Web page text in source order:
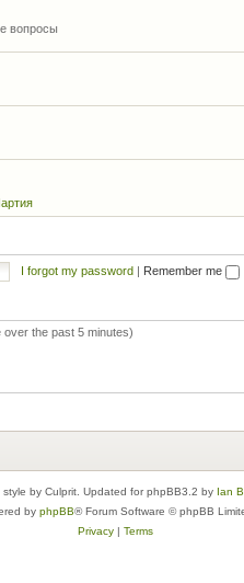
вопросы
I forgot my password | Remember me
the past 5 minutes)
style by Culprit. Updated for phpBB3.2 by Ian
by phpBB® Forum Software © phpBB
Privacy| Terms